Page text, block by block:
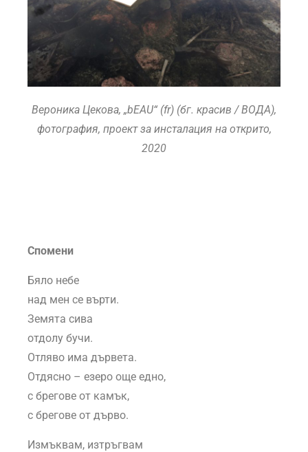
Вероника Цекова, „bEAU“ (fr) (бг. красив / ВОДА),
фотография, проект за инсталация на открито,
2020
Спомени
Бяло небе
над мен се върти.
Земята сива
отдолу бучи.
Отляво има дървета.
Отдясно – езеро още едно,
с брегове от камък,
с брегове от дърво.
Измъквам, изтръгвам